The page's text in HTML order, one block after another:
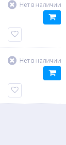
Нет в наличии
Нет в наличии